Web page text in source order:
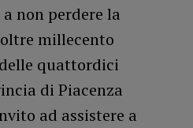
non perdere la
millecento
quattordici
di Piacenza
ad assistere a